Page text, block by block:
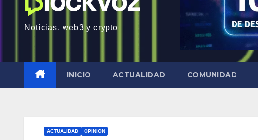
Noticias, web3 y crypto
INICIO ACTUALIDAD COMUNIDAD
ACTUALIDAD OPINION